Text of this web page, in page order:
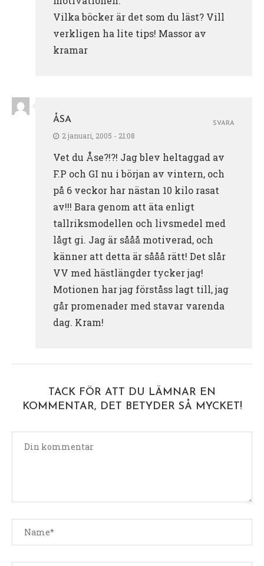
Vilka böcker är det som du läst? Vill
verkligen ha lite tips! Massor av
kramar
ÅSA
2 januari, 2005 - 21:08
Vet du Åse?!?! Jag blev heltaggad av
F.P och GI nu i början av vintern, och
på 6 veckor har nästan 10 kilo rasat
av!!! Bara genom att äta enligt
tallriksmodellen och livsmedel med
lågt gi. Jag är sååå motiverad, och
känner att detta är sååå rätt! Det slår
VV med hästlängder tycker jag!
Motionen har jag förståss lagt till, jag
går promenader med stavar varenda
dag. Kram!
SVARA
TACK FÖR ATT DU LÄMNAR EN
KOMMENTAR, DET BETYDER SÅ MYCKET!